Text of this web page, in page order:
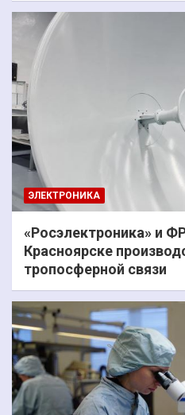
ЭЛЕКТРОНИКА
«Росэлектроника» и
Красноярске
тропосферной связи